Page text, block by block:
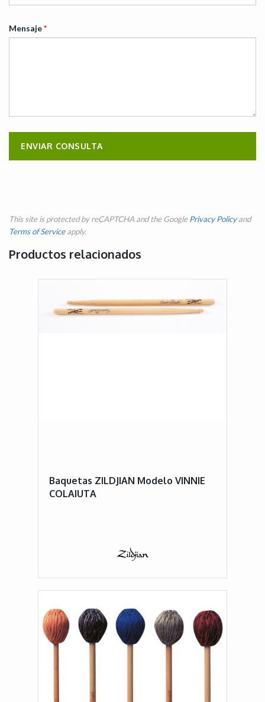
Mensaje*
This site is protected by reCAPTCHA and the GooglePrivacy Policyand
Terms of Serviceapply.
Productos relacionados
Baquetas ZILDJIAN Modelo VINNIE
COLAIUTA